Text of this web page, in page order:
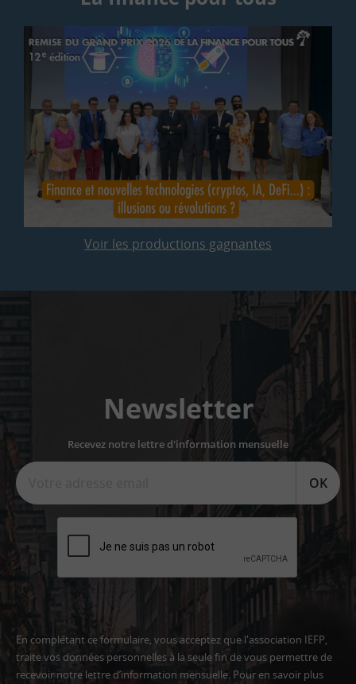
Voir les productions gagnantes
Newsletter
Recevez notre lettre d'information mensuelle
OK
En complétant ce formulaire, vous acceptez que l'association IEFP,
traite vos données personnelles à la seule fin de vous permettre de
recevoir notre lettre d’information mensuelle. Pour en savoir plus